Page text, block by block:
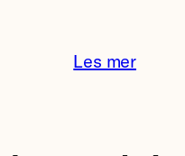
Les mer